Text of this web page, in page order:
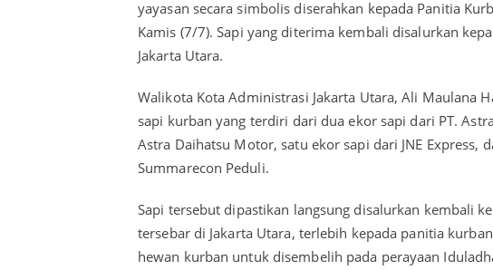
yayasan secara simbolis diserahkan kepada Panitia
Kamis (7/7). Sapi yang diterima kembali disalurkan
Jakarta Utara.
Walikota Kota Administrasi Jakarta Utara, Ali Maulana
sapi kurban yang terdiri dari dua ekor sapi dari PT.
Astra Daihatsu Motor, satu ekor sapi dari JNE Express,
Summarecon Peduli.
Sapi tersebut dipastikan langsung disalurkan kembali
tersebar di Jakarta Utara, terlebih kepada panitia
hewan kurban untuk disembelih pada perayaan